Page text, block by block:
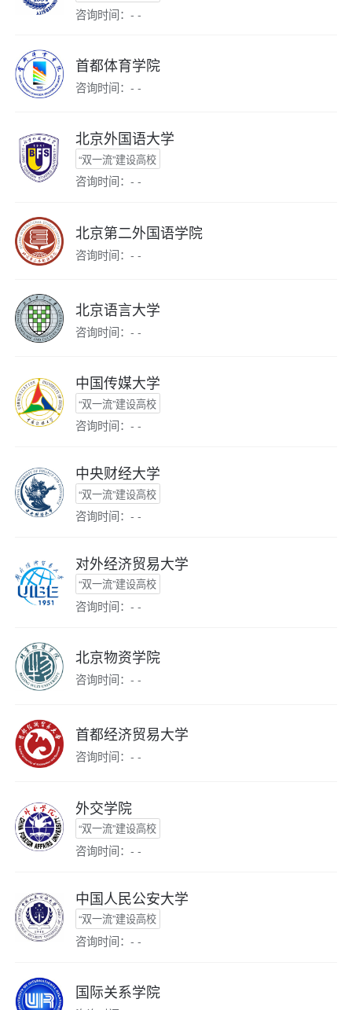
咨询时间：- -
首都体育学院
咨询时间：- -
北京外国语大学
“双一流”建设高校
咨询时间：- -
北京第二外国语学院
咨询时间：- -
北京语言大学
咨询时间：- -
中国传媒大学
“双一流”建设高校
咨询时间：- -
中央财经大学
“双一流”建设高校
咨询时间：- -
对外经济贸易大学
“双一流”建设高校
咨询时间：- -
北京物资学院
咨询时间：- -
首都经济贸易大学
咨询时间：- -
外交学院
“双一流”建设高校
咨询时间：- -
中国人民公安大学
“双一流”建设高校
咨询时间：- -
国际关系学院